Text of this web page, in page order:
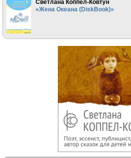
Светлана Коппел-Ковтун
«Жена Океана (DiskBook)»